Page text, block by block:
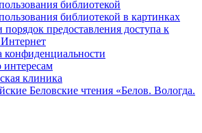
библиотекой
библиотекой в картинках
порядок предоставления доступа к
конфиденциальности
клиника
Беловские чтения «Белов. Вологда.